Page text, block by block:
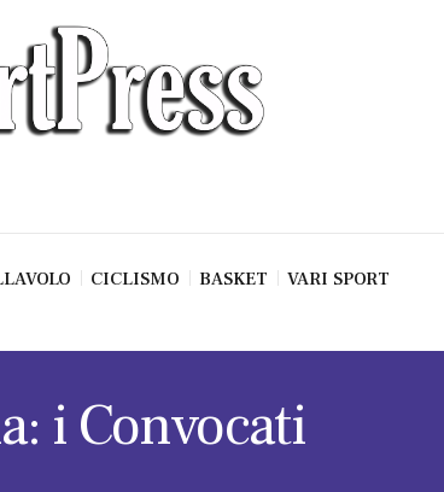
CICLISMO BASKET VARI SPORT
i Convocati